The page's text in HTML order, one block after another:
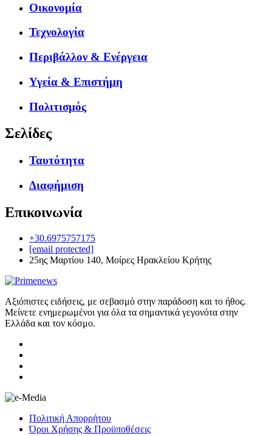
Οικονομία
Τεχνολογία
Περιβάλλον & Ενέργεια
Υγεία & Επιστήμη
Πολιτισμός
Σελίδες
Ταυτότητα
Διαφήμιση
Επικοινωνία
+30.6975757175
[email protected]
25ης Μαρτίου 140, Μοίρες Ηρακλείου Κρήτης
Αξιόπιστες ειδήσεις, με σεβασμό στην παράδοση και το ήθος.
Μείνετε ενημερωμένοι για όλα τα σημαντικά γεγονότα στην
Ελλάδα και τον κόσμο.
Πολιτική Απορρήτου
Όροι Χρήσης & Προϋποθέσεις